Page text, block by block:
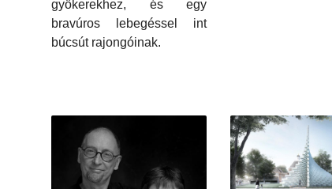
gyökerekhez, és egy
bravúros lebegéssel int
búcsút rajongóinak.